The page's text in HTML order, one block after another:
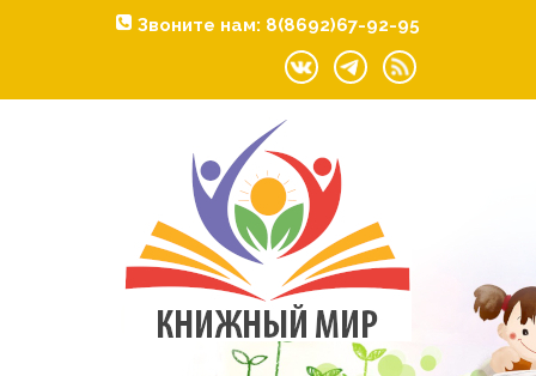
Звоните нам: 8(8692)67-92-95